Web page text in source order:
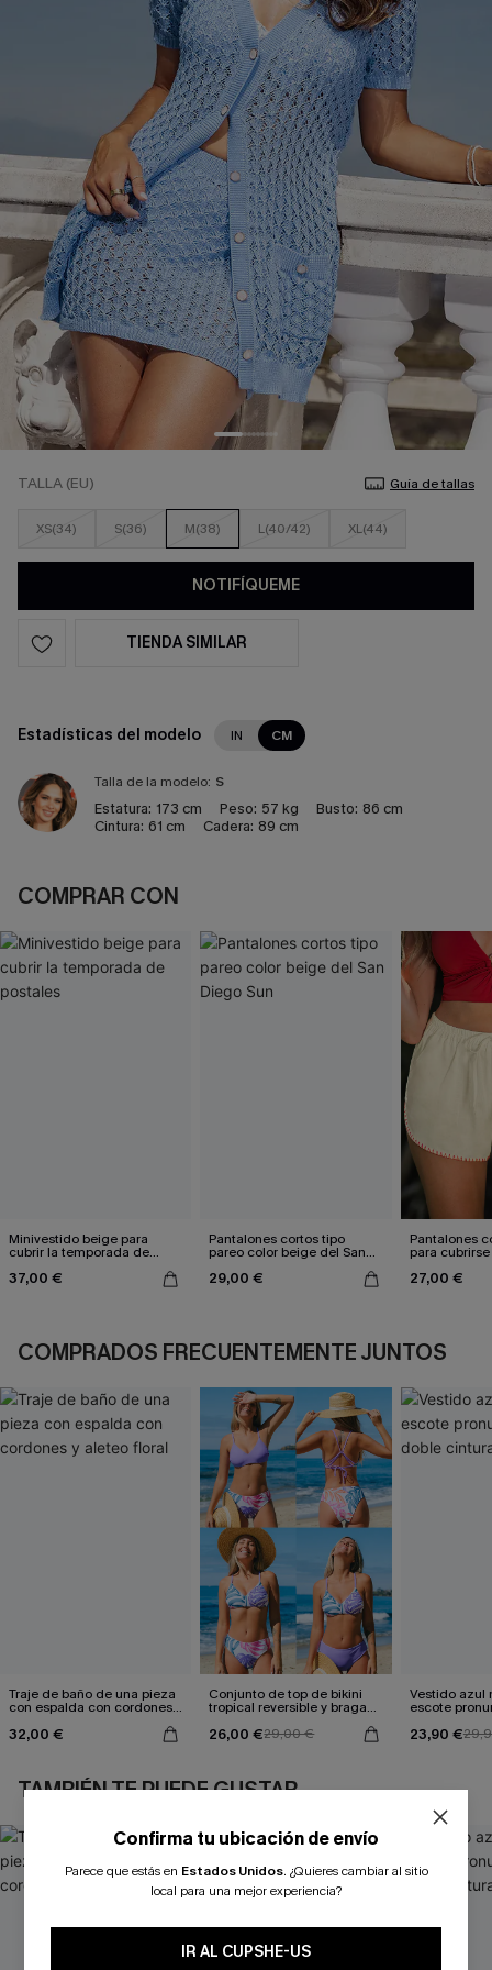
TALLA (EU) Guía de tallas
XS(34) S(36) M(38) L(40/42) XL(44)
NOTIFÍQUEME
TIENDA SIMILAR
Estadísticas del modelo IN CM
Talla de la modelo: S
Estatura: 173 cm Peso: 57 kg Busto: 86 cm
Cintura: 61 cm Cadera: 89 cm
COMPRAR CON
Minivestido beige para
cubrir la temporada de
37,00 €
Pantalones cortos tipo
pareo color beige del San
Diego Sun
29,00 €
Pantalones
para
sol
27,00 €
COMPRADOS FRECUENTEMENTE JUNTOS
Traje de baño de una pieza
con espalda con cordones y
32,00 €
Conjunto de top de bikini
tropical reversible y braga
26,00 €29,00 €
Vestido azul
escote
23,90 €
TAMBIÉN TE PUEDE GUSTAR
Confirma tu ubicación de envío
Parece que estás en Estados Unidos. ¿Quieres cambiar al sitio
local para una mejor experiencia?
IR AL CUPSHE-US